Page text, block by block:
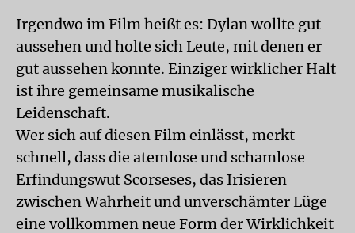
Irgendwo im Film heißt es: Dylan wollte gut
aussehen und holte sich Leute, mit denen er
gut aussehen konnte. Einziger wirklicher Halt
ist ihre gemeinsame musikalische
Leidenschaft.
Wer sich auf diesen Film einlässt, merkt
schnell, dass die atemlose und schamlose
Erfindungswut Scorseses, das Irisieren
zwischen Wahrheit und unverschämter Lüge
eine vollkommen neue Form der Wirklichkeit